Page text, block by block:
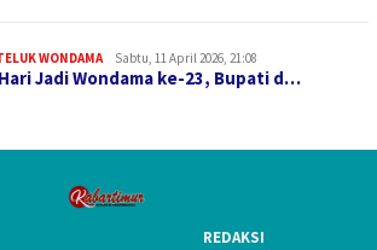
WONDAMA Sabtu, 11 April 2026, 21:08
Jadi Wondama ke-23, Bupati d…
REDAKSI